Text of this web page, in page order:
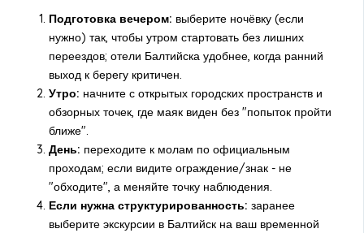
Подготовка вечером: выберите ночёвку (если
нужно) так, чтобы утром стартовать без лишних
переездов; отели Балтийска удобнее, когда ранний
выход к берегу критичен.
Утро: начните с открытых городских пространств и
обзорных точек, где маяк виден без "попыток пройти
ближе".
День: переходите к молам по официальным
проходам; если видите ограждение/знак - не
"обходите", а меняйте точку наблюдения.
Если нужна структурированность: заранее
выберите экскурсии в Балтийск на ваш временной